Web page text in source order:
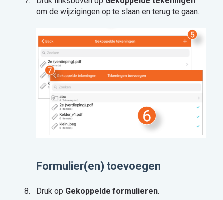
om de wijzigingen op te slaan en terug te gaan.
Formulier(en) toevoegen
Druk op Gekoppelde formulieren.